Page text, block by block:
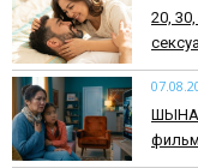
​20,